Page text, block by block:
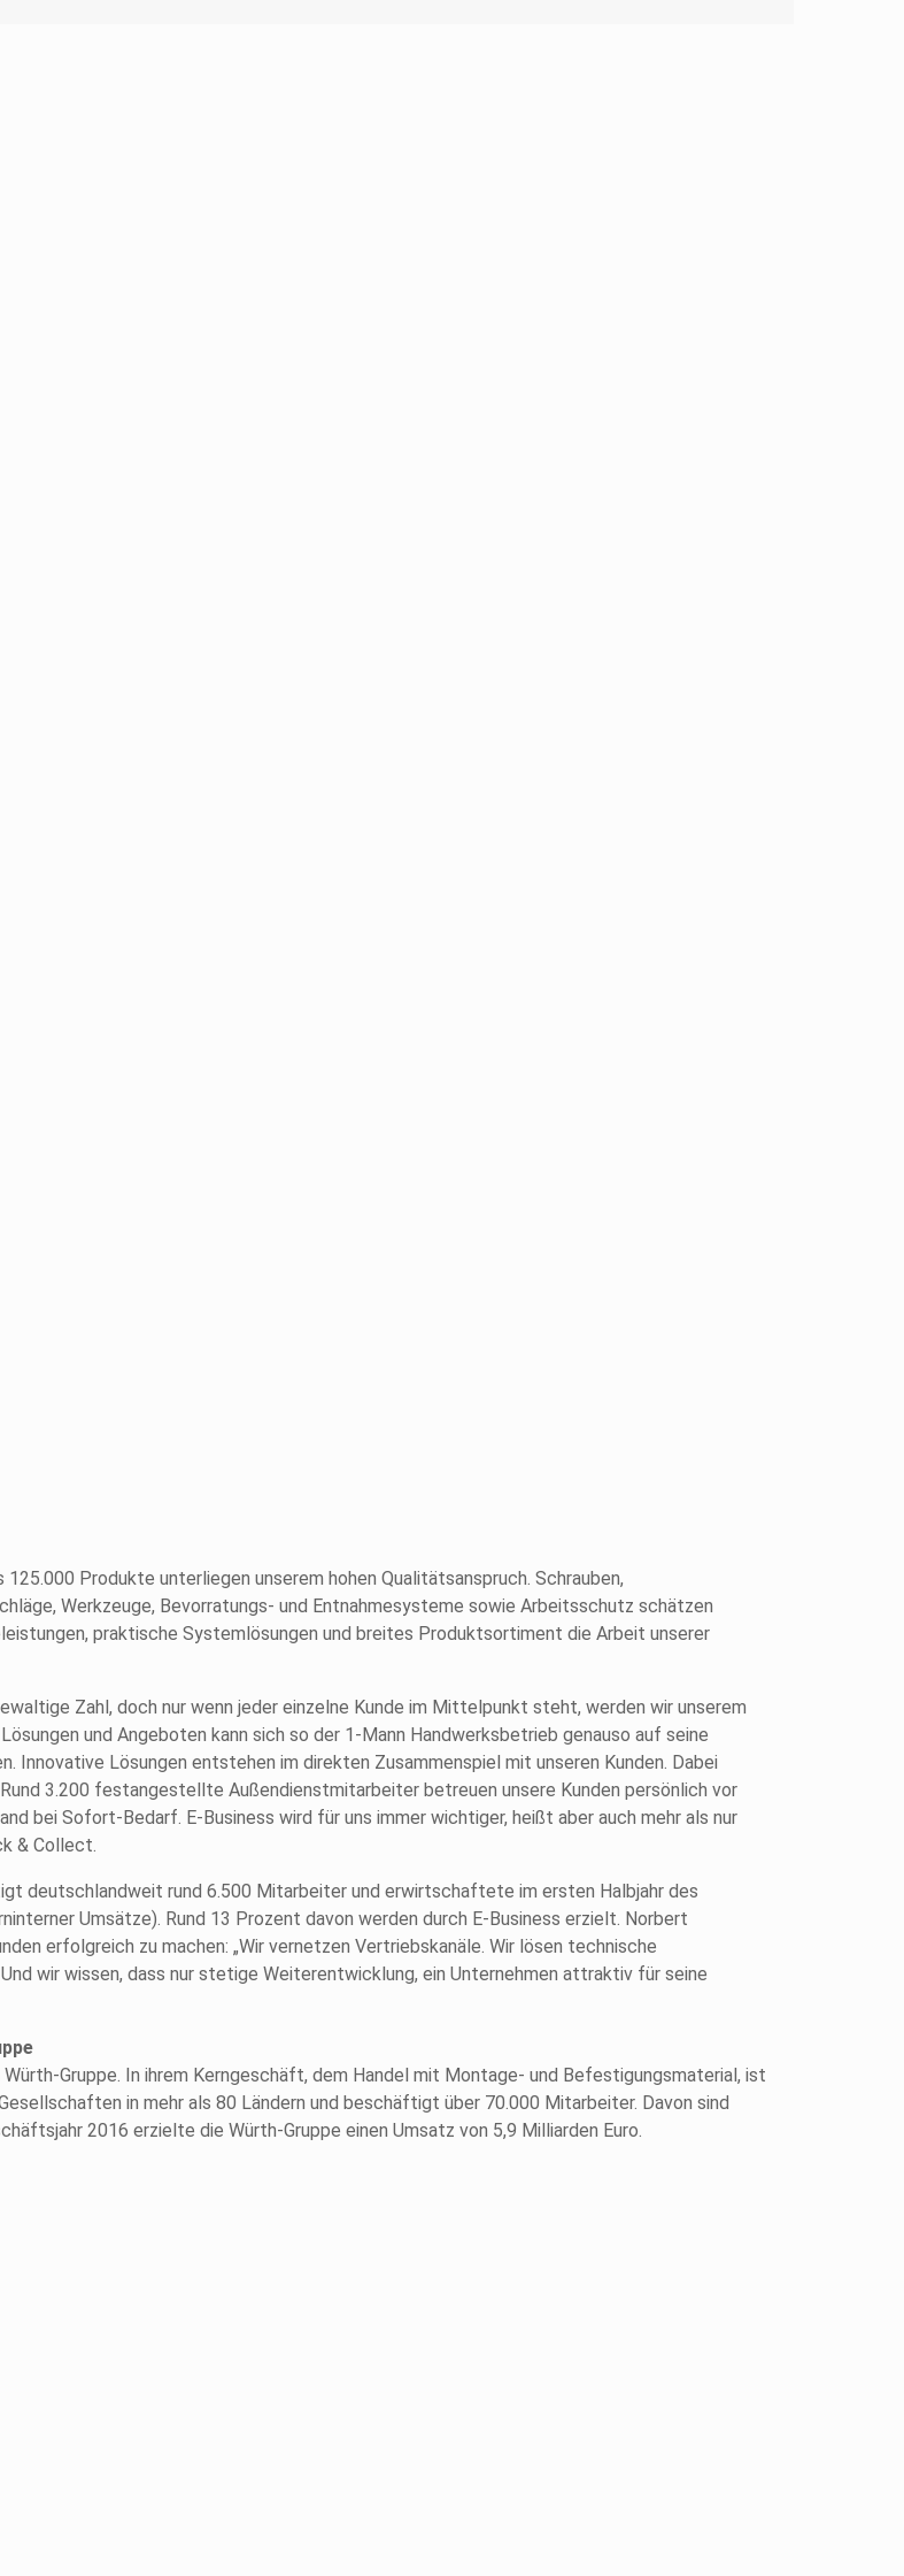
Produkte unterliegen unserem hohen Qualitätsanspruch. Schrauben,
Werkzeuge, Bevorratungs- und Entnahmesysteme sowie Arbeitsschutz schätzen
praktische Systemlösungen und breites Produktsortiment die Arbeit unserer
Zahl, doch nur wenn jeder einzelne Kunde im Mittelpunkt steht, werden wir unserem
und Angeboten kann sich so der 1-Mann Handwerksbetrieb genauso auf seine
Lösungen entstehen im direkten Zusammenspiel mit unseren Kunden. Dabei
3.200 festangestellte Außendienstmitarbeiter betreuen unsere Kunden persönlich vor
bei Sofort-Bedarf. E-Business wird für uns immer wichtiger, heißt aber auch mehr als nur
& Collect.
deutschlandweit rund 6.500 Mitarbeiter und erwirtschaftete im ersten Halbjahr des
Umsätze). Rund 13 Prozent davon werden durch E-Business erzielt. Norbert
erfolgreich zu machen: „Wir vernetzen Vertriebskanäle. Wir lösen technische
wir wissen, dass nur stetige Weiterentwicklung, ein Unternehmen attraktiv für seine
Gruppe. In ihrem Kerngeschäft, dem Handel mit Montage- und Befestigungsmaterial, ist
in mehr als 80 Ländern und beschäftigt über 70.000 Mitarbeiter. Davon sind
2016 erzielte die Würth-Gruppe einen Umsatz von 5,9 Milliarden Euro.